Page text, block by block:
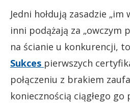
Jedni hołdują zasadzie
inni podążają za „owczym
na ścianie u konkurencji,
Sukces pierwszych
połączeniu z brakiem
koniecznością ciągłego